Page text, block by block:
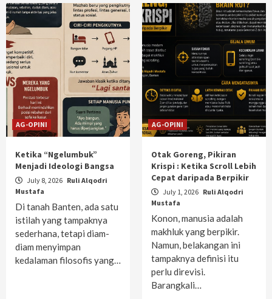
AG-OPINI
Ketika “Ngelumbuk”
Menjadi Ideologi Bangsa
July 8, 2026 Ruli Alqodri
Mustafa
Di tanah Banten, ada satu
istilah yang tampaknya
sederhana, tetapi diam-
diam menyimpan
kedalaman filosofis yang…
AG-OPINI
Otak Goreng, Pikiran
Krispi : Ketika Scroll Lebih
Cepat daripada Berpikir
July 1, 2026 Ruli Alqodri
Mustafa
Konon, manusia adalah
makhluk yang berpikir.
Namun, belakangan ini
tampaknya definisi itu
perlu direvisi.
Barangkali…